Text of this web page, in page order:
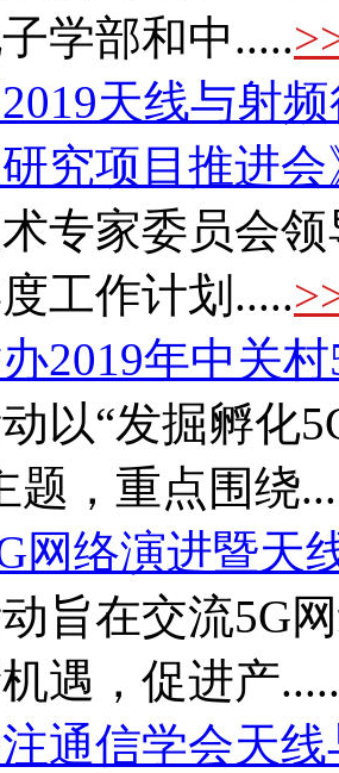
学部和中.....
天线与射
究项目推进会
专家委员会
工作计划.....
2019年中关
以“发掘孵化
题，重点围绕
网络演进暨天
旨在交流5G
遇，促进产.....
通信学会天